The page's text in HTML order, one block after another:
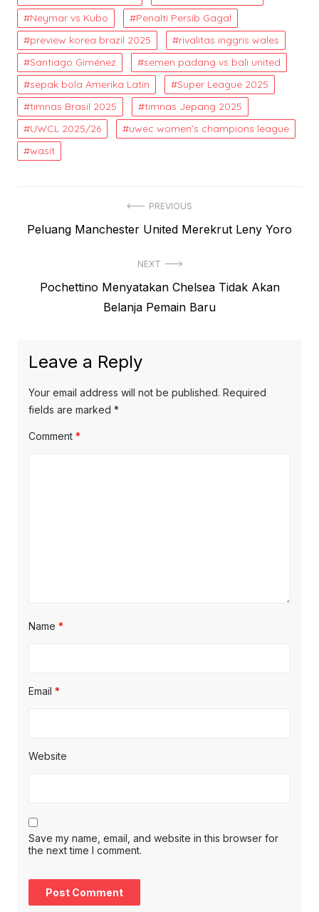
Neymar vs Kubo
Penalti Persib Gagal
preview korea brazil 2025
rivalitas inggris wales
Santiago Giménez
semen padang vs bali united
sepak bola Amerika Latin
Super League 2025
timnas Brasil 2025
timnas Jepang 2025
UWCL 2025/26
uwec women’s champions league
wasit
navigation
PREVIOUS
Previous
Peluang Manchester United Merekrut Leny Yoro
NEXT
NextPochettino Menyatakan Chelsea Tidak Akan
Belanja Pemain Baru
Leave a Reply
Your email address will not be published. Required
fields are marked *
Comment *
Name *
Email *
Website
Save my name, email, and website in this browser for
the next time I comment.